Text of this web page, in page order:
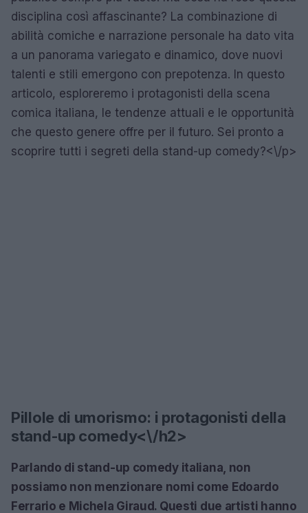
disciplina così affascinante? La combinazione di
abilità comiche e narrazione personale ha dato vita
a un panorama variegato e dinamico, dove nuovi
talenti e stili emergono con prepotenza. In questo
articolo, esploreremo i protagonisti della scena
comica italiana, le tendenze attuali e le opportunità
che questo genere offre per il futuro. Sei pronto a
scoprire tutti i segreti della stand-up comedy?<\/p>
Pillole di umorismo: i protagonisti della
stand-up comedy<\/h2>
Parlando di stand-up comedy italiana, non
possiamo non menzionare nomi come Edoardo
Ferrario e Michela Giraud. Questi due artisti hanno